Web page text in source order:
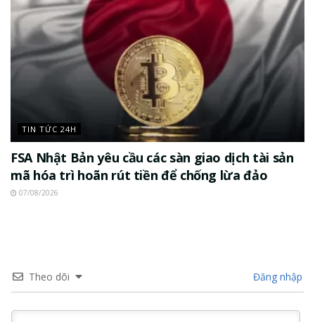
TIN TỨC 24H
FSA Nhật Bản yêu cầu các sàn giao dịch tài sản
mã hóa trì hoãn rút tiền để chống lừa đảo
07/08/2026
Theo dõi Đăng nhập